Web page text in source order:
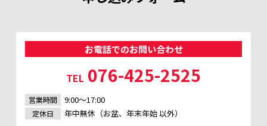
お電話でのお問い合わせ
TEL 076-425-2525
営業時間 9:00～17:00
定休日 年中無休（お盆、年末年始 以外）